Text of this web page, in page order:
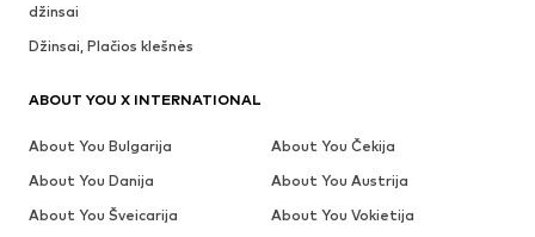
džinsai
Džinsai, Plačios klešnės
ABOUT YOU X INTERNATIONAL
About You Bulgarija
About You Čekija
About You Danija
About You Austrija
About You Šveicarija
About You Vokietija